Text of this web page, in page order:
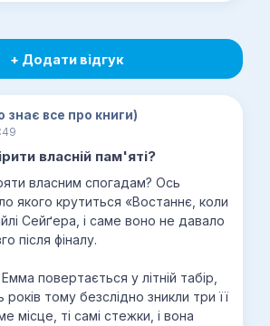
+ Додати відгук
знає все про книги)
власній пам'яті?
власним спогадам? Ось
якого крутиться «Востаннє, коли
Сейґера, і саме воно не давало
після фіналу.
повертається у літній табір,
тому безслідно зникли три її
місце, ті самі стежки, і вона